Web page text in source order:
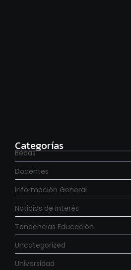
Categorías
Becas
Docentes
Información General
Noticias de Interés
Tendencias Educación
Uncategorized
Universidad